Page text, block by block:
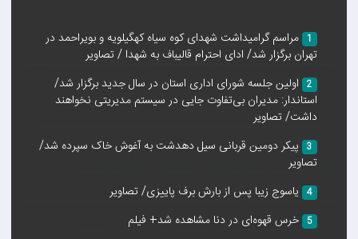
پیشرفت ۶۰ درصدی هتل ورزش یاسوج؛ ۲۰درصد در سال جاری+فیلم
1405/2/12 0:25:40
شب شعر انقلابی گچساران برگزار شد/ مدیرکل کتابخانه‌های عمومی
استان: ایرانی‌ها همواره غم را به حماسه تبدیل کرده‌اند
1405/1/21 4:56:36
1
مراسم گرامیداشت شهدای کوه سیاه کهگیلویه و بویراحمد در
تهران برگزار شد/ ادای احترام قالیباف به شهدا / تصاویر
2
اولین جلسه شورای اداری استان در سال جدید برگزار شد/
استاندار: مدیران بی‌تفاوت‌ جایی در سیستم مدیریتی نخواهند
داشت/ تصاویر
3
پیکر دومین قربانی سیل دهدشت به آغوش خاک سپرده شد/
تصاویر
4 یاسوج زیبا پس از بارش برف پاییزی/ تصاویر
5 خرس قهوه‌ای در دنا مشاهده شد+ فیلم